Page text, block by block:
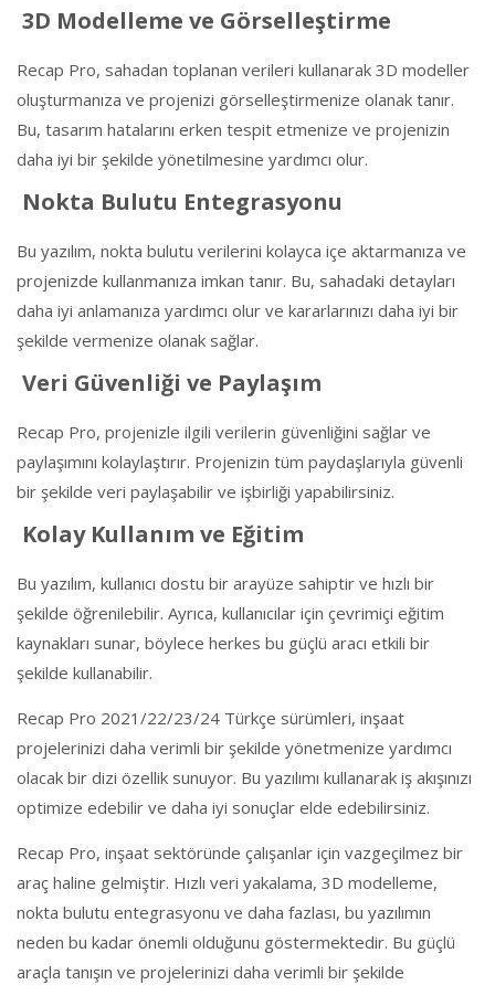
3D Modelleme ve Görselleştirme
Recap Pro, sahadan toplanan verileri kullanarak 3D modeller
oluşturmanıza ve projenizi görselleştirmenize olanak tanır.
Bu, tasarım hatalarını erken tespit etmenize ve projenizin
daha iyi bir şekilde yönetilmesine yardımcı olur.
Nokta Bulutu Entegrasyonu
Bu yazılım, nokta bulutu verilerini kolayca içe aktarmanıza ve
projenizde kullanmanıza imkan tanır. Bu, sahadaki detayları
daha iyi anlamanıza yardımcı olur ve kararlarınızı daha iyi bir
şekilde vermenize olanak sağlar.
Veri Güvenliği ve Paylaşım
Recap Pro, projenizle ilgili verilerin güvenliğini sağlar ve
paylaşımını kolaylaştırır. Projenizin tüm paydaşlarıyla güvenli
bir şekilde veri paylaşabilir ve işbirliği yapabilirsiniz.
Kolay Kullanım ve Eğitim
Bu yazılım, kullanıcı dostu bir arayüze sahiptir ve hızlı bir
şekilde öğrenilebilir. Ayrıca, kullanıcılar için çevrimiçi eğitim
kaynakları sunar, böylece herkes bu güçlü aracı etkili bir
şekilde kullanabilir.
Recap Pro 2021/22/23/24 Türkçe sürümleri, inşaat
projelerinizi daha verimli bir şekilde yönetmenize yardımcı
olacak bir dizi özellik sunuyor. Bu yazılımı kullanarak iş akışınızı
optimize edebilir ve daha iyi sonuçlar elde edebilirsiniz.
Recap Pro, inşaat sektöründe çalışanlar için vazgeçilmez bir
araç haline gelmiştir. Hızlı veri yakalama, 3D modelleme,
nokta bulutu entegrasyonu ve daha fazlası, bu yazılımın
neden bu kadar önemli olduğunu göstermektedir. Bu güçlü
araçla tanışın ve projelerinizi daha verimli bir şekilde